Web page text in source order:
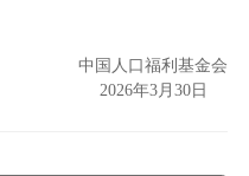
中国人口福利基金会
2026年3月30日